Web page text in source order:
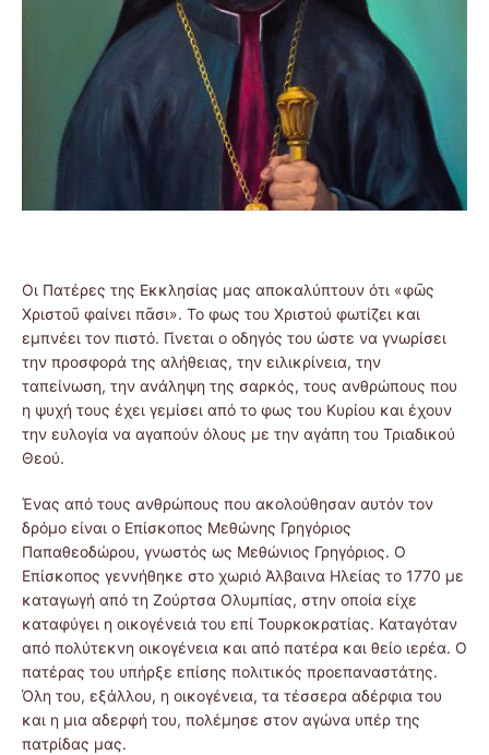
Οι Πατέρες της Εκκλησίας μας αποκαλύπτουν ότι «φῶς
Χριστοῦ φαίνει πᾶσι». Το φως του Χριστού φωτίζει και
εμπνέει τον πιστό. Γίνεται ο οδηγός του ώστε να γνωρίσει
την προσφορά της αλήθειας, την ειλικρίνεια, την
ταπείνωση, την ανάληψη της σαρκός, τους ανθρώπους που
η ψυχή τους έχει γεμίσει από το φως του Κυρίου και έχουν
την ευλογία να αγαπούν όλους με την αγάπη του Τριαδικού
Θεού.
Ένας από τους ανθρώπους που ακολούθησαν αυτόν τον
δρόμο είναι ο Επίσκοπος Μεθώνης Γρηγόριος
Παπαθεοδώρου, γνωστός ως Μεθώνιος Γρηγόριος. Ο
Επίσκοπος γεννήθηκε στο χωριό Άλβαινα Ηλείας το 1770 με
καταγωγή από τη Ζούρτσα Ολυμπίας, στην οποία είχε
καταφύγει η οικογένειά του επί Τουρκοκρατίας. Καταγόταν
από πολύτεκνη οικογένεια και από πατέρα και θείο ιερέα. Ο
πατέρας του υπήρξε επίσης πολιτικός προεπαναστάτης.
Όλη του, εξάλλου, η οικογένεια, τα τέσσερα αδέρφια του
και η μια αδερφή του, πολέμησε στον αγώνα υπέρ της
πατρίδας μας.